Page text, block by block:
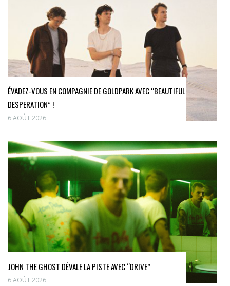
ÉVADEZ-VOUS EN COMPAGNIE DE GOLDPARK AVEC “BEAUTIFUL
DESPERATION” !
6 AOÛT 2026
JOHN THE GHOST DÉVALE LA PISTE AVEC “DRIVE”
6 AOÛT 2026